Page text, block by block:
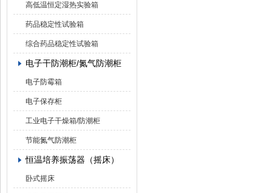
高低温恒定湿热实验箱
药品稳定性试验箱
综合药品稳定性试验箱
电子干防潮柜/氮气防潮柜
电子防霉箱
电子保存柜
工业电子干燥箱/防潮柜
节能氮气防潮柜
恒温培养振荡器（摇床）
卧式摇床